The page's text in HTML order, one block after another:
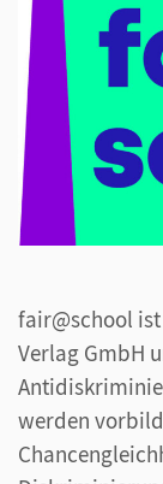
fair@school
Verlag GmbH
werden